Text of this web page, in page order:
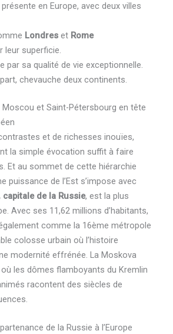
en Europe, avec deux villes
Londreset Rome
leur superficie.
par sa qualité de vie exceptionnelle.
chevauche deux continents.
Moscou et Saint-Pétersbourg en tête
et de richesses inouïes,
la simple évocation suffit à faire
Et au sommet de cette hiérarchie
puissance de l’Est s’impose avec
de la Russie, est la plus
Avec ses 11,62 millions d’habitants,
comme la 16ème métropole
colosse urbain où l’histoire
modernité effrénée. La Moskova
les dômes flamboyants du Kremlin
racontent des siècles de
de la Russie à l’Europe